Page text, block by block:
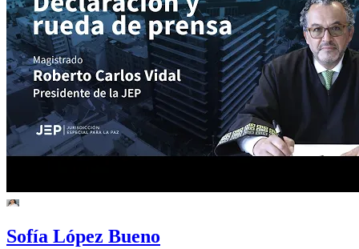
Sofía López Bueno